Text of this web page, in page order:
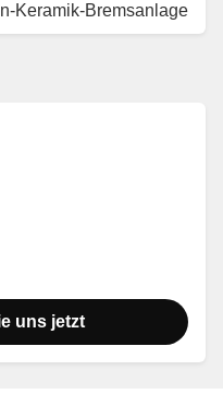
Keramik-Bremsanlage
uns jetzt